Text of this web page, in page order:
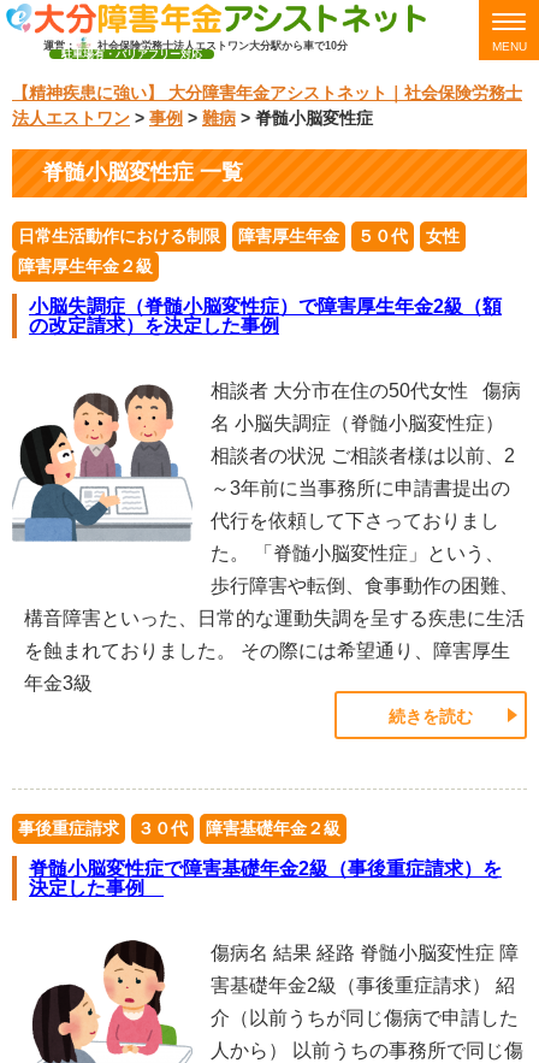
運営： 社会保険労務士法人エストワン大分駅から車で10分
駐車場有・バリアフリー対応
MENU
【精神疾患に強い】 大分障害年金アシストネット｜社会保険労務士
法人エストワン > 事例 > 難病 > 脊髄小脳変性症
脊髄小脳変性症 一覧
日常生活動作における制限 障害厚生年金 ５０代
女性
障害厚生年金２級
小脳失調症（脊髄小脳変性症）で障害厚生年金2級（額
の改定請求）を決定した事例
相談者 大分市在住の50代女性 傷病
名 小脳失調症（脊髄小脳変性症）
相談者の状況 ご相談者様は以前、2
～3年前に当事務所に申請書提出の
代行を依頼して下さっておりまし
た。 「脊髄小脳変性症」という、
歩行障害や転倒、食事動作の困難、
構音障害といった、日常的な運動失調を呈する疾患に生活
を蝕まれておりました。 その際には希望通り、障害厚生
年金3級
続きを読む
事後重症請求 ３０代 障害基礎年金２級
脊髄小脳変性症で障害基礎年金2級（事後重症請求）を
決定した事例
傷病名 結果 経路 脊髄小脳変性症 障
害基礎年金2級（事後重症請求） 紹
介（以前うちが同じ傷病で申請した
人から） 以前うちの事務所で同じ傷